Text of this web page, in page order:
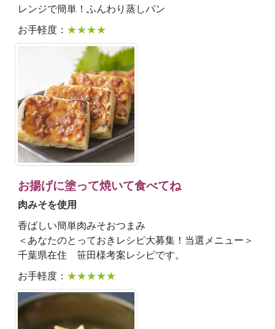
レンジで簡単！ふんわり蒸しパン
お手軽度： ★★★★
お揚げに塗って焼いて食べてね
肉みそを使用
香ばしい簡単肉みそおつまみ
＜あなたのとっておきレシピ大募集！当選メニュー＞
千葉県在住 笹田様考案レシピです。
お手軽度： ★★★★★